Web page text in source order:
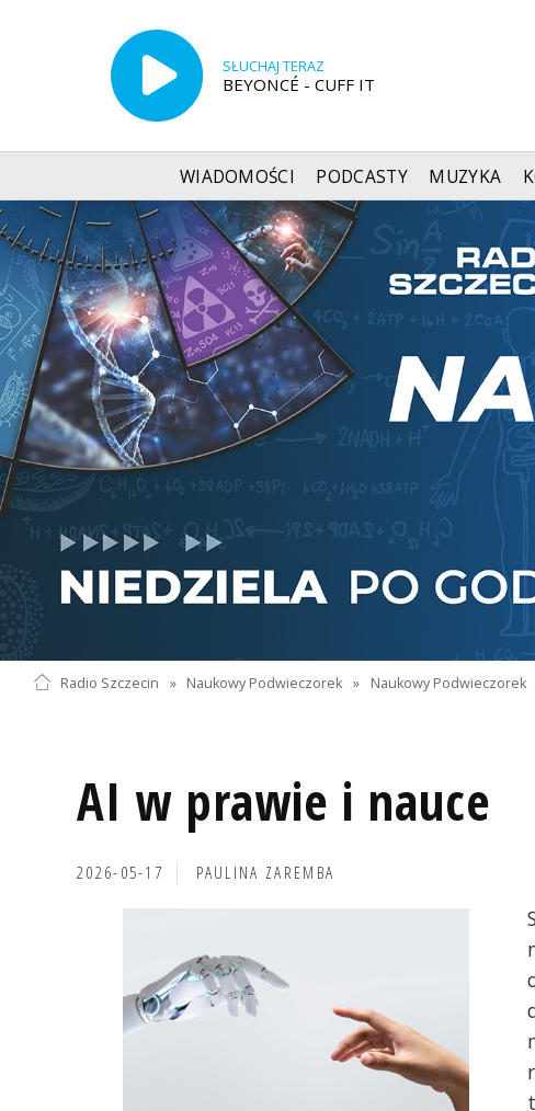
SŁUCHAJ TERAZ
BEYONCÉ - CUFF IT
WIADOMOŚCI PODCASTY MUZYKA
Radio Szczecin » Naukowy Podwieczorek » Naukowy Podwieczorek
AI w prawie i nauce
2026-05-17 PAULINA ZAREMBA